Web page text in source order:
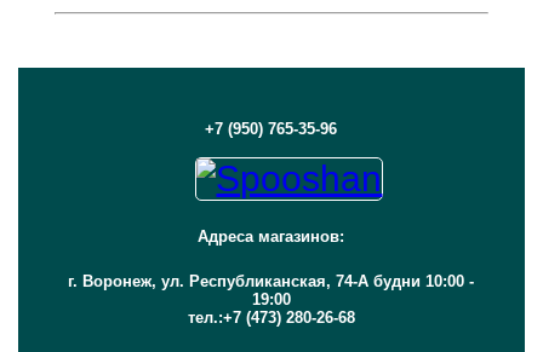
+7 (950) 765-35-96
Адреса магазинов:
г. Воронеж, ул. Республиканская, 74-А будни 10:00 -
19:00
тел.:+7 (473) 280-26-68